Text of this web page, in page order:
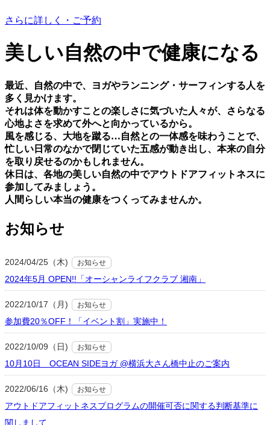
さらに詳しく・ご予約
美しい⾃然の中で健康になる
最近、⾃然の中で、ヨガやランニング・サーフィンする⼈を
多く⾒かけます。
それは体を動かすことの楽しさに気づいた⼈々が、さらなる
⼼地よさを求めて外へと向かっているから。
⾵を感じる、⼤地を蹴る…⾃然との⼀体感を味わうことで、
忙しい⽇常のなかで閉じていた五感が動き出し、本来の⾃分
を取り戻せるのかもしれません。
休⽇は、各地の美しい⾃然の中でアウトドアフィットネスに
参加してみましょう。
⼈間らしい本当の健康をつくってみませんか。
お知らせ
2024/04/25（木) お知らせ
2024年5月 OPEN!!「オーシャンライフクラブ 湘南」
2022/10/17（月) お知らせ
参加費20％OFF！「イベント割」実施中！
2022/10/09（日) お知らせ
10月10日 OCEAN SIDEヨガ @横浜大さん橋中止のご案内
2022/06/16（木) お知らせ
アウトドアフィットネスプログラムの開催可否に関する判断基準に
関しまして